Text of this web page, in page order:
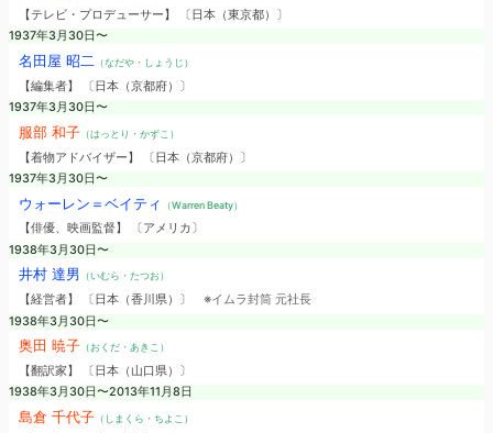
【テレビ・プロデューサー】 〔日本（東京都）〕
1937年3月30日〜
名田屋 昭二 （なだや・しょうじ）
【編集者】 〔日本（京都府）〕
1937年3月30日〜
服部 和子（はっとり・かずこ）
【着物アドバイザー】 〔日本（京都府）〕
1937年3月30日〜
ウォーレン＝ベイティ （Warren Beaty）
【俳優、映画監督】 〔アメリカ〕
1938年3月30日〜
井村 達男 （いむら・たつお）
【経営者】 〔日本（香川県）〕 ※イムラ封筒 元社長
1938年3月30日〜
奥田 暁子（おくだ・あきこ）
【翻訳家】 〔日本（山口県）〕
1938年3月30日〜2013年11月8日
島倉 千代子（しまくら・ちよこ）